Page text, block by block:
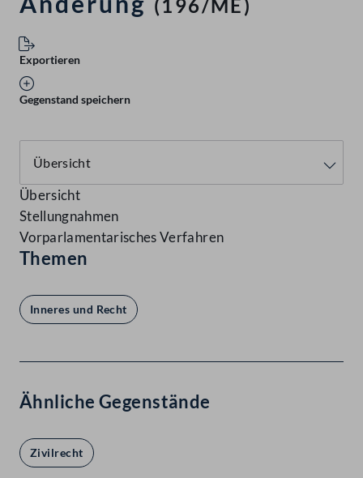
(196/ME)
Exportieren
Gegenstand speichern
Übersicht
Stellungnahmen
Vorparlamentarisches Verfahren
Themen
Inneres und Recht
Ähnliche Gegenstände
Zivilrecht